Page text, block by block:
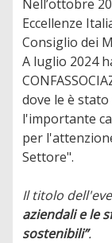
Nell’ottobre
Eccellenze
Consiglio dei
A luglio 2024
dove le è
l'importante
per
Settore".
Il titolo
aziendali e le
sostenibili”.